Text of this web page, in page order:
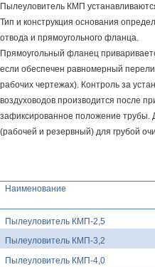
Пылеуловитель КМП
Тип и конструкция основания
отвода и прямоугольного фланца.
Прямоугольный фланец
если обеспечен равномерный
рабочих чертежах). Контроль за
воздуховодов производится после
зафиксированное положение трубы.
(рабочей и резервный) для грубой
Наименование
Пылеуловитель КМП-2,5
Пылеуловитель КМП-3,2
Пылеуловитель КМП-4,0